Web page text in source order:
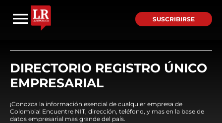
SUSCRIBIRSE
DIRECTORIO REGISTRO ÚNICO
EMPRESARIAL
¡Conozca la información esencial de cualquier empresa de
Colombia! Encuentre NIT, dirección, teléfono, y mas en la base de
datos empresarial mas grande del país.